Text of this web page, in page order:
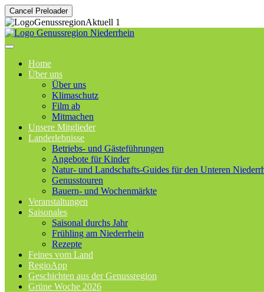
Cancel Preloader
Home
Über uns
Über uns
Klimaschutz
Film ab
Mitmachen
Unsere Mitglieder
Landerlebnisse
Betriebs- und Gästeführungen
Angebote für Kinder
Natur- und Landschafts-Guides für den Unteren
Genusstouren
Bauern- und Wochenmärkte
Veranstaltungen
Saisonales
Saisonal durchs Jahr
Frühling am Niederrhein
Rezepte
Feines vom Land
RegioApp
Geschichten aus der Genussregion
Grüne Woche 2026